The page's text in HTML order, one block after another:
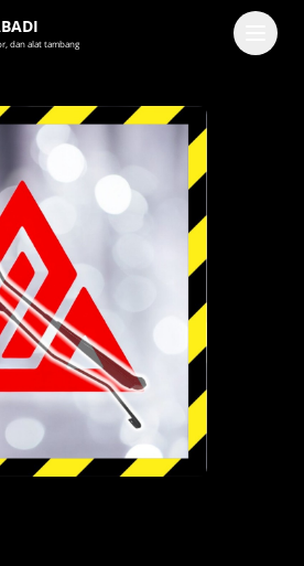
dan alat tambang
Pilih methode masuk
dengan Google
kamu telah membaca dan setuju
Layanan dan Kebijakan Privasi kami.